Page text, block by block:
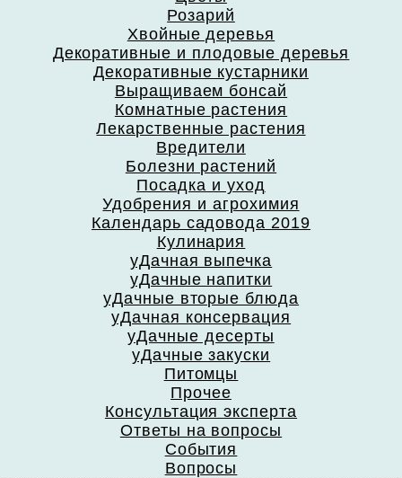
Розарий
Хвойные деревья
Декоративные и плодовые деревья
Декоративные кустарники
Выращиваем бонсай
Комнатные растения
Лекарственные растения
Вредители
Болезни растений
Посадка и уход
Удобрения и агрохимия
Календарь садовода 2019
Кулинария
уДачная выпечка
уДачные напитки
уДачные вторые блюда
уДачная консервация
уДачные десерты
уДачные закуски
Питомцы
Прочее
Консультация эксперта
Ответы на вопросы
События
Вопросы